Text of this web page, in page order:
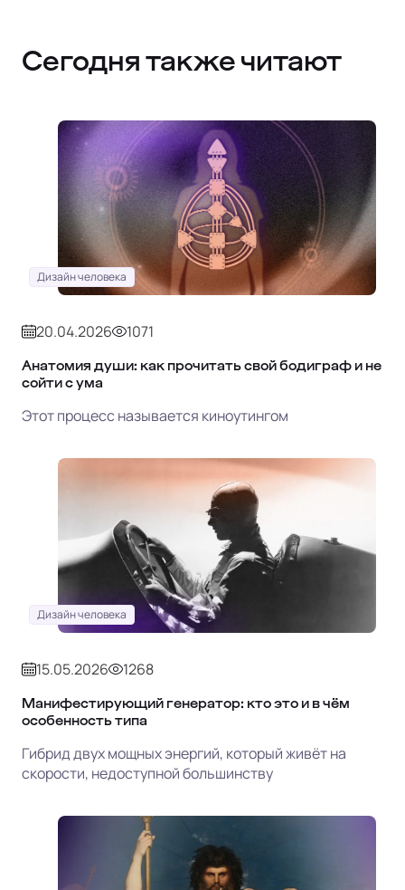
Сегодня также читают
Дизайн человека
20.04.2026 1071
Анатомия души: как прочитать свой бодиграф и не
сойти с ума
Этот процесс называется киноутингом
Дизайн человека
15.05.2026 1268
Манифестирующий генератор: кто это и в чём
особенность типа
Гибрид двух мощных энергий, который живёт на
скорости, недоступной большинству